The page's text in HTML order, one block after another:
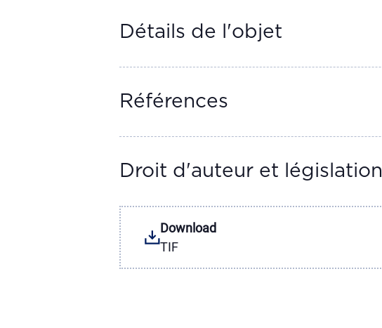
Détails de l'objet
Références
Droit d'auteur et législation
Download
TIF